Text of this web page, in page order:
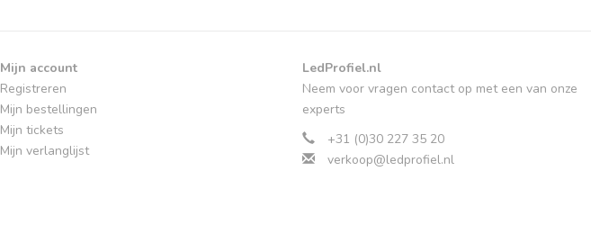
Mijn account
Registreren
Mijn bestellingen
Mijn tickets
Mijn verlanglijst
LedProfiel.nl
Neem voor vragen contact op met een van onze
experts
+31 (0)30 227 35 20
verkoop@ledprofiel.nl